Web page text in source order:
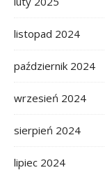
listopad 2024
październik 2024
wrzesień 2024
sierpień 2024
lipiec 2024